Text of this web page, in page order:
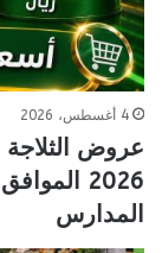
4 أغسطس، 2026
المدارس